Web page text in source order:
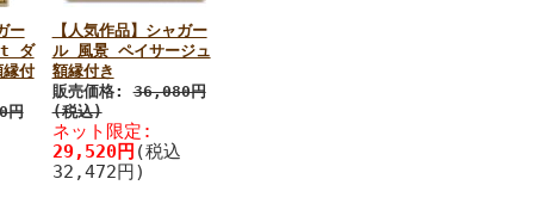
ー
ダ
付
円
【人気作品】シャガー
ル 風景 ペイサージュ
額縁付き
販売価格:36,080円
(税込)
ネット限定:
29,520円 (税込
32,472円)